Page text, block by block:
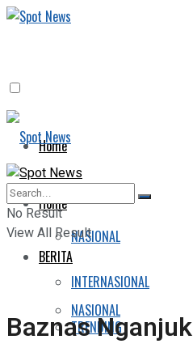
Home
BERITA
NASIONAL
INTERNASIONAL
TRENDING
Home
BERITA
NASIONAL
No Result
View All Result
Baznas Nganjuk